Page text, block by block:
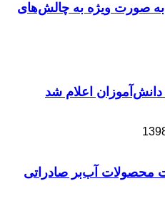
به صورت ویژه به چالش‌های
دانش‌آموزان اعلام شد
محصولات آب‌بر صادراتی